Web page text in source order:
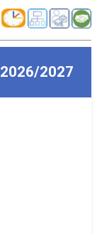
2027